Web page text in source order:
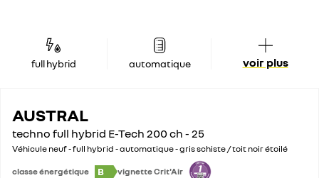
full hybrid automatique voir plus
AUSTRAL
techno full hybrid E-Tech 200 ch - 25
Véhicule neuf - full hybrid - automatique - gris schiste / toit noir étoilé
classe énergétique B vignette Crit'Air